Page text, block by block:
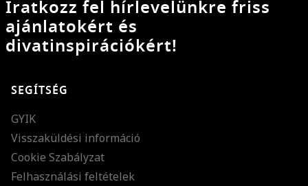
Iratkozz fel hírlevelünkre friss
ajánlatokért és
divatinspirációkért!
SEGÍTSÉG
GYIK
Visszaküldési információ
Cookie Szabályzat
Felhasználási feltételek